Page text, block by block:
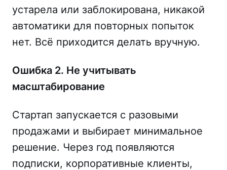
устарела или заблокирована, никакой
автоматики для повторных попыток
нет. Всё приходится делать вручную.
Ошибка 2. Не учитывать
масштабирование
Стартап запускается с разовыми
продажами и выбирает минимальное
решение. Через год появляются
подписки, корпоративные клиенты,